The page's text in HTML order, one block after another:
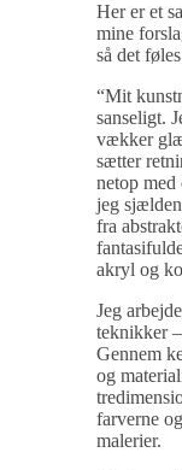
Her er et
mine
så det
“Mit
sanseligt.
vækker
sætter
netop med
jeg
fra
akryl og
Jeg
teknikker
Gennem
og
farverne
malerier.